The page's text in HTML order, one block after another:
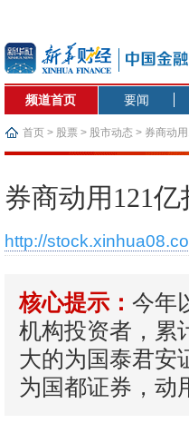
频道首页 要闻
首页 > 股票 > 股市动态 > 券商动
券商动用121
http://
核心提示： 今年
机构投资者，累
大的为国泰君安
为国都证券，动